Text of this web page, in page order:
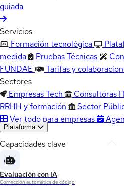
guiada
Servicios
Formación tecnológica
medida
Pruebas Técnicas
FUNDAE
Tarifas y
Sectores
Empresas Tech
Consultoras
RRHH y formación
Sector
Ver todo para empresas
Plataforma
Capacidades clave
Evaluación con IA
Corrección automática de código